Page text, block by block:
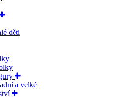
děti
a velké